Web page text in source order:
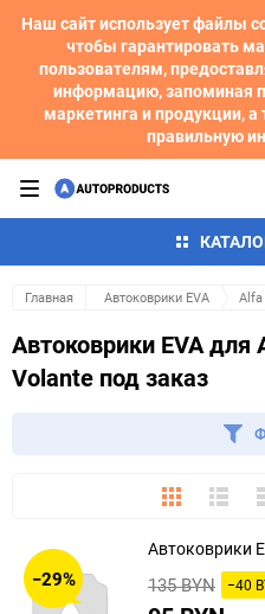
Наш сайт использует файлы
чтобы гарантировать
пользователям,
информацию, запоминая
маркетинга и продукции,
правильную
Главная Автоковрики EVA Alfa
Автоковрики EVA для
Volante под заказ
Плитка
−29%
Автоковрики
135 BYN −40